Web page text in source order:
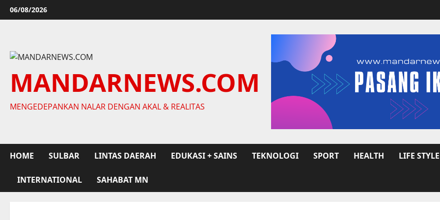
Skip
to
06/08/2026
MANDARNEWS.COM
MENGEDEPANKAN NALAR DENGAN AKAL & REALITAS
HOME SULBAR LINTAS DAERAH EDUKASI + SAINS TEKNOLOGI SPORT HEALTH LIFE STYLE
INTERNATIONAL SAHABAT MN